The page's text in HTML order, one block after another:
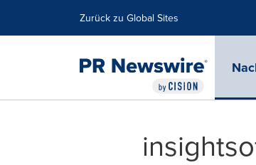
Zurück zu Global Sites